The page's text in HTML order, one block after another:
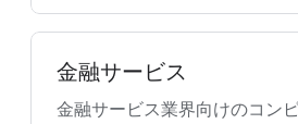
金融サービス
金融サービス業界向けのコン